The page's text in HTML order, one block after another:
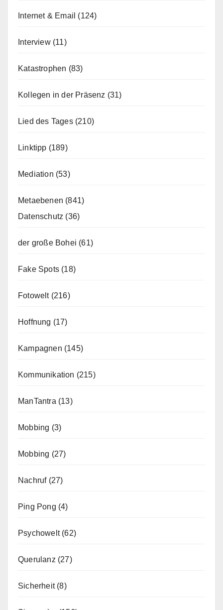
Internet & Email (124)
Interview(11)
Katastrophen (83)
Kollegen in der Präsenz (31)
Lied des Tages(210)
Linktipp (189)
Mediation (53)
Metaebenen (841)
Datenschutz (36)
der große Bohei (61)
Fake Spots (18)
Fotowelt(216)
Hoffnung (17)
Kampagnen (145)
Kommunikation (215)
ManTantra (13)
Mobbing (3)
Mobbing (27)
Nachruf(27)
Ping Pong (4)
Psychowelt(62)
Querulanz (27)
Sicherheit(8)